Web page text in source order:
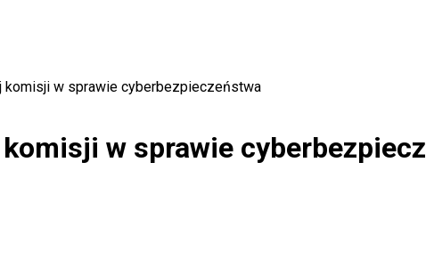
komisji w sprawie cyberbezpieczeństwa
w sprawie